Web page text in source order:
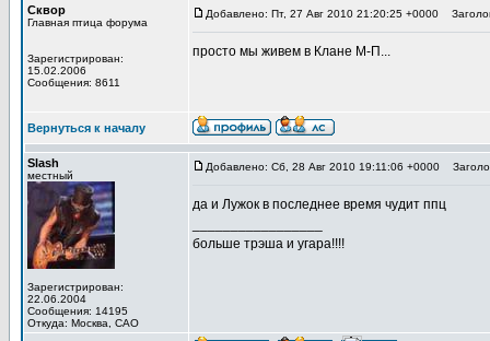
Сквор
Главная птица форума
Зарегистрирован:
15.02.2006
Сообщения: 8611
Добавлено: Пт, 27 Авг 2010 21:20:25 +0000
просто мы живем в Клане М-П...
Вернуться к началу
Slash
местный
Зарегистрирован:
22.06.2004
Сообщения: 14195
Откуда: Москва, САО
Добавлено: Сб, 28 Авг 2010 19:11:06 +0000
да и Лужок в последнее время чудит ппц
больше трэша и угара!!!!